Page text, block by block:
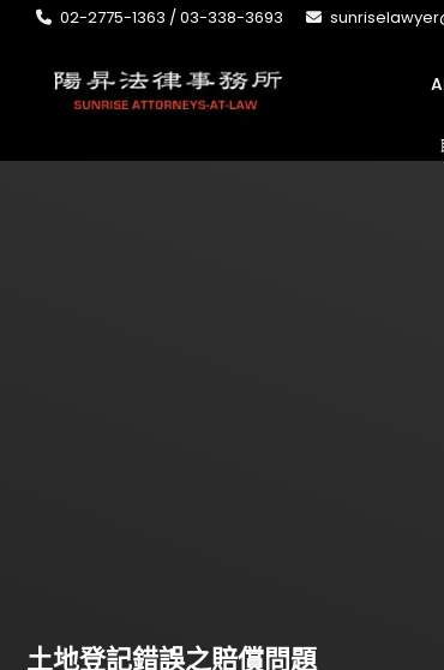
02-2775-1363 / 03-338-3693
土地登記錯誤之賠償問題